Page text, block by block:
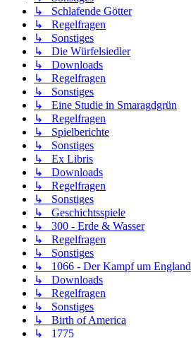
↳ Schlafende Götter
↳ Regelfragen
↳ Sonstiges
↳ Die Würfelsiedler
↳ Downloads
↳ Regelfragen
↳ Sonstiges
↳ Eine Studie in Smaragdgrün
↳ Regelfragen
↳ Spielberichte
↳ Sonstiges
↳ Ex Libris
↳ Downloads
↳ Regelfragen
↳ Sonstiges
↳ Geschichtsspiele
↳ 300 - Erde & Wasser
↳ Regelfragen
↳ Sonstiges
↳ 1066 - Der Kampf um England
↳ Downloads
↳ Regelfragen
↳ Sonstiges
↳ Birth of America
↳ 1775